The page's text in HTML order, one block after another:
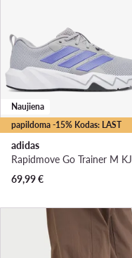
papildoma -15% Kodas: LAST
Naujiena
adidas
69,99€